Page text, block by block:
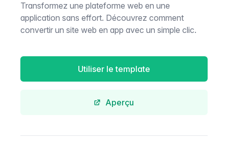
Transformez une plateforme web en une
application sans effort. Découvrez comment
convertir un site web en app avec un simple clic.
Utiliser le template
Aperçu